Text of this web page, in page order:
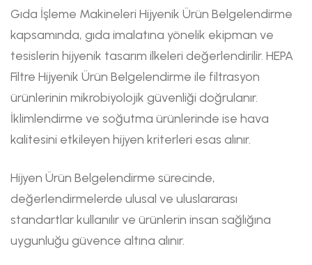
Gıda İşleme Makineleri Hijyenik Ürün Belgelendirme
kapsamında, gıda imalatına yönelik ekipman ve
tesislerin hijyenik tasarım ilkeleri değerlendirilir. HEPA
Filtre Hijyenik Ürün Belgelendirme ile filtrasyon
ürünlerinin mikrobiyolojik güvenliği doğrulanır.
İklimlendirme ve soğutma ürünlerinde ise hava
kalitesini etkileyen hijyen kriterleri esas alınır.
Hijyen Ürün Belgelendirme sürecinde,
değerlendirmelerde ulusal ve uluslararası
standartlar kullanılır ve ürünlerin insan sağlığına
uygunluğu güvence altına alınır.